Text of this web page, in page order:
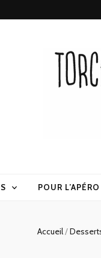
POUR L’APÉRO
Accueil/